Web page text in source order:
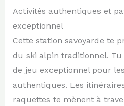
Activités authentiques et
exceptionnel
Cette station savoyarde te
du ski alpin traditionnel.
de jeu exceptionnel pour
authentiques. Les
raquettes te mènent à